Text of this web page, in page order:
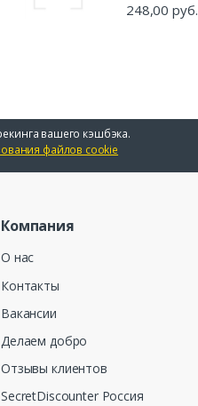
248,00 руб.
вашего кэшбэка.
файлов cookie
Компания
О нас
Контакты
Вакансии
Делаем добро
Отзывы клиентов
SecretDiscounter Россия